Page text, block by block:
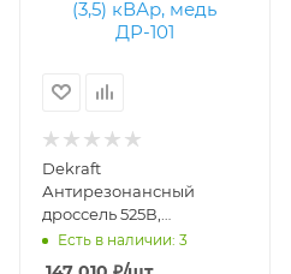
Dekraft
Антирезонансный
дроссель 525В,
расстройка 14%, 25 (3,5)
кВАр, медь ДР-101
Есть в наличии: 3